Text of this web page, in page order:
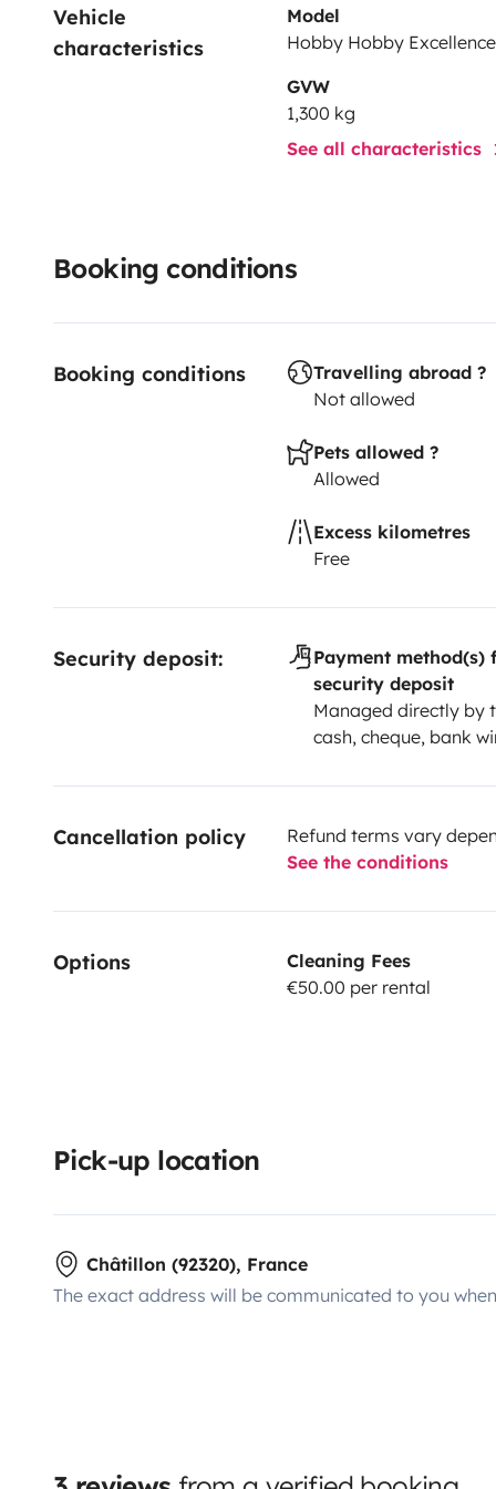
Vehicle
characteristics
Model
Hobby Hobby Excellence
GVW
1,300 kg
See all characteristics
Booking conditions
Booking conditions
Travelling abroad ?
Not allowed
Pets allowed ?
Allowed
Excess kilometres
Free
Security deposit:
Payment method(s)
security deposit
Managed directly by
cash, cheque, bank
Cancellation policy
Refund terms vary
See the conditions
Options
Cleaning Fees
€50.00 per rental
Pick-up location
Châtillon (92320), France
The exact address will be communicated to you